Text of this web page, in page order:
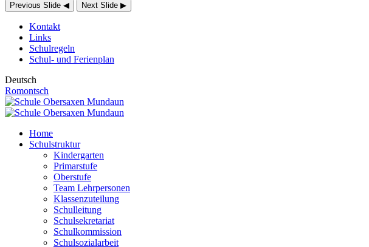
Previous Slide ◀ Next Slide ▶
Kontakt
Links
Schulregeln
Schul- und Ferienplan
Deutsch
Romontsch
Home
Schulstruktur
Kindergarten
Primarstufe
Oberstufe
Team Lehrpersonen
Klassenzuteilung
Schulleitung
Schulsekretariat
Schulkommission
Schulsozialarbeit